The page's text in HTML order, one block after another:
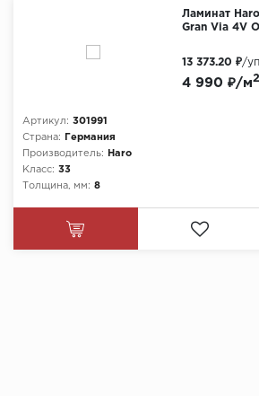
Ламинат
Gran Via 4V
Артикул: 301991
Страна:
Германия
Производитель:
Haro
Класс: 33
Толщина, мм: 8
4 990 ₽/м2
13 373.20 ₽/